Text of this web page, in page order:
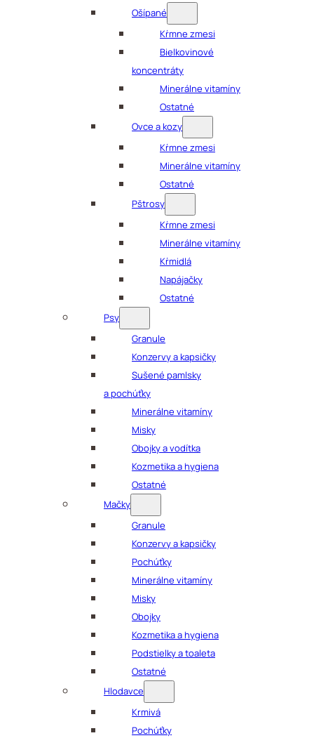
Ošípané
Kŕmne zmesi
Bielkovinové
koncentráty
Minerálne vitamíny
Ostatné
Ovce a kozy
Kŕmne zmesi
Minerálne vitamíny
Ostatné
Pštrosy
Kŕmne zmesi
Minerálne vitamíny
Kŕmidlá
Napájačky
Ostatné
Psy
Granule
Konzervy a kapsičky
Sušené pamlsky
a pochúťky
Minerálne vitamíny
Misky
Obojky a vodítka
Kozmetika a hygiena
Ostatné
Mačky
Granule
Konzervy a kapsičky
Pochúťky
Minerálne vitamíny
Misky
Obojky
Kozmetika a hygiena
Podstielky a toaleta
Ostatné
Hlodavce
Krmivá
Pochúťky